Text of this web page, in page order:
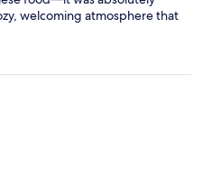
attitude. My current hotel
and much closer to the Old
email the hotel with a
I stayed there and I had a
welcoming atmosphere that
is plenty of amazing